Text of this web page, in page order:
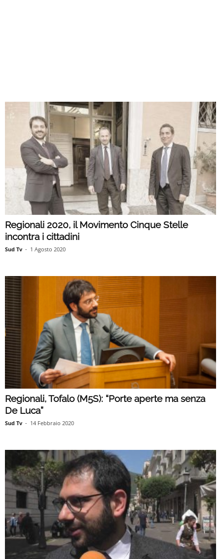
Regionali 2020, il Movimento Cinque Stelle
incontra i cittadini
Sud Tv - 1 Agosto 2020
Regionali, Tofalo (M5S): “Porte aperte ma senza
De Luca”
Sud Tv - 14 Febbraio 2020